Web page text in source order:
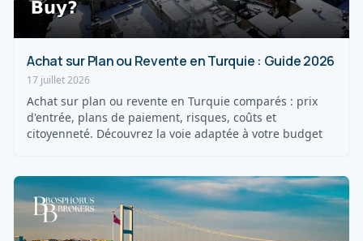
Achat sur Plan ou Revente en Turquie : Guide 2026
17 juillet 2026
Achat sur plan ou revente en Turquie comparés : prix
d'entrée, plans de paiement, risques, coûts et
citoyenneté. Découvrez la voie adaptée à votre budget